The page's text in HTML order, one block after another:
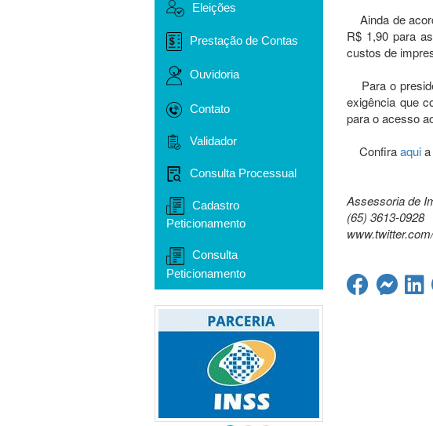
Eleições
Prestação de Contas
Ouvidoria
Contato
Validador
Consulta Processual
Cadastro
Peticionamento
Consulta
Peticionamento
Ainda de
R$ 1,90 para
custos de
Para o
exigência que
para o acesso
Confiraaqui
Assessoria de
(65) 3613-0928